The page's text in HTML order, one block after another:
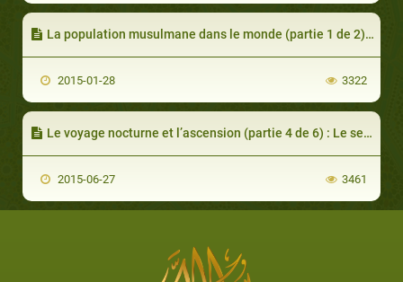
La population musulmane dans le monde (partie 1 de 2): Données statistiques
2015-01-28 3322
Le voyage nocturne et l’ascension (partie 4 de 6) : Le septième ciel
2015-06-27 3461